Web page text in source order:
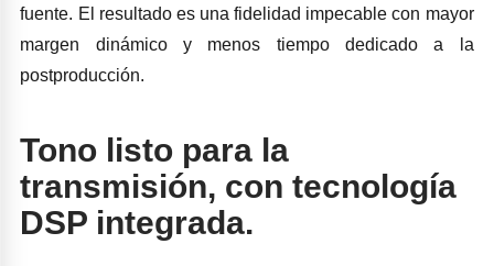
fuente. El resultado es una fidelidad impecable con mayor
margen dinámico y menos tiempo dedicado a la
postproducción.
Tono listo para la
transmisión, con tecnología
DSP integrada.